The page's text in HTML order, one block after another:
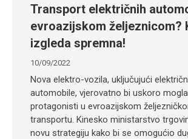
Transport električnih
evroazijskom željeznicom?
izgleda spremna!
10/09/2022
Nova elektro-vozila, uključujući
automobile, vjerovatno bi uskoro
protagonisti u evroazijskom
transportu. Kinesko ministarstvo
novu strategiju kako bi se omogućio